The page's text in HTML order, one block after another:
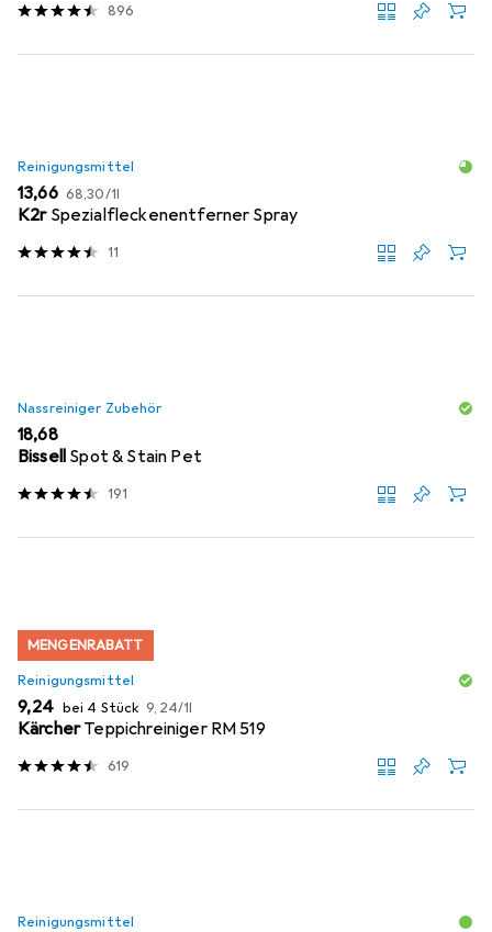
896
Reinigungsmittel
EUR
13,66 EUR
68,30/1l
K2r Spezialfleckenentferner Spray
11
Nassreiniger Zubehör
EUR
18,68
Bissell Spot & Stain Pet
191
MENGENRABATT
Reinigungsmittel
EUR
9,24 bei 4 Stück EUR
9,24/1l
KärcherTeppichreiniger RM 519
619
Reinigungsmittel